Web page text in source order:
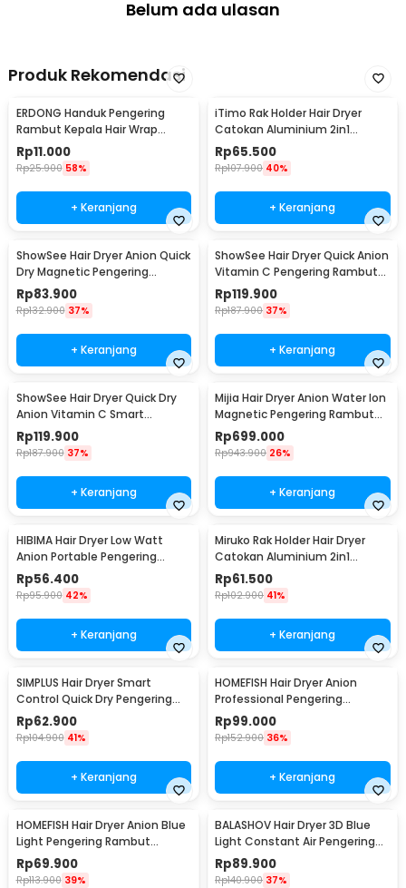
Belum ada ulasan
Produk Rekomendasi
ERDONG Handuk Pengering
Rambut Kepala Hair Wrap
Drying Microfiber - FO60
Rp11.000
Rp25.900 58%
+ Keranjang
iTimo Rak Holder Hair Dryer
Catokan Aluminium 2in1
Storage Rack - 24112
Rp65.500
Rp107.900 40%
+ Keranjang
ShowSee Hair Dryer Anion Quick
Dry Magnetic Pengering
Rambut 1800W - A11-R
Rp83.900
Rp132.900 37%
+ Keranjang
ShowSee Hair Dryer Quick Anion
Vitamin C Pengering Rambut
1800W - VC200-B
Rp119.900
Rp187.900 37%
+ Keranjang
ShowSee Hair Dryer Quick Dry
Anion Vitamin C Smart
Harmony OS 1800W - VCH200B
Rp119.900
Rp187.900 37%
+ Keranjang
Mijia Hair Dryer Anion Water Ion
Magnetic Pengering Rambut
1600W - H701
Rp699.000
Rp943.900 26%
+ Keranjang
HIBIMA Hair Dryer Low Watt
Anion Portable Pengering
Rambut 800W - XL-2200
Rp56.400
Rp95.900 42%
+ Keranjang
Miruko Rak Holder Hair Dryer
Catokan Aluminium 2in1
Storage Rack - INU21
Rp61.500
Rp102.900 41%
+ Keranjang
SIMPLUS Hair Dryer Smart
Control Quick Dry Pengering
Rambut 1200W - AK47
Rp62.900
Rp104.900 41%
+ Keranjang
HOMEFISH Hair Dryer Anion
Professional Pengering
Rambut 2400W - F33
Rp99.000
Rp152.900 36%
+ Keranjang
HOMEFISH Hair Dryer Anion Blue
Light Pengering Rambut
2000W - F37
Rp69.900
Rp113.900 39%
BALASHOV Hair Dryer 3D Blue
Light Constant Air Pengering
Rambut 1800W - T9
Rp89.900
Rp140.900 37%